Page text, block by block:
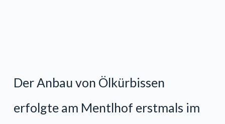
Der Anbau von Ölkürbissen
erfolgte am Mentlhof erstmals im